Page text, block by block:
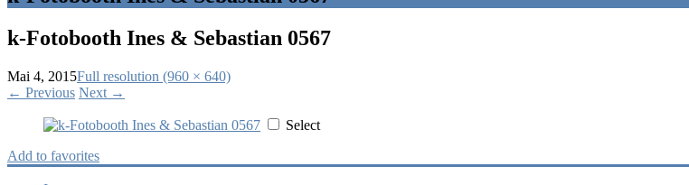
k-Fotobooth Ines & Sebastian 0567
Mai 4, 2015Full resolution (960 × 640)
← Previous Next →
Select
Add to favorites